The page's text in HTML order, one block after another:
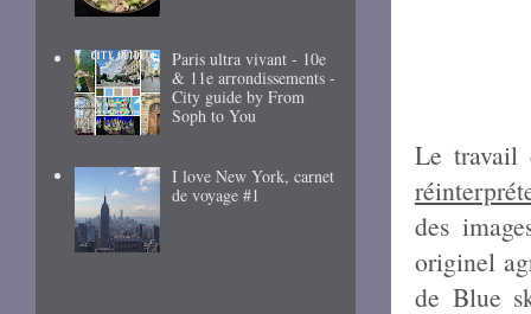
Le travail
des
originel
de Blue
Paris ultra vivant - 10e
& 11e arrondissements -
City guide by From
Soph to You
I love New York, carnet
de voyage #1